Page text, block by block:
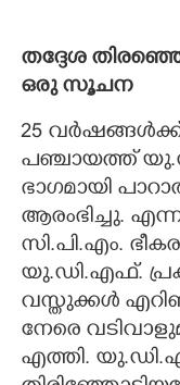
തദ്ദേശ
ഒരു സൂചന
25
പഞ്ചായത്ത്
ഭാഗമായി
ആരംഭിച്ചു.
സി.പി.എം.
യു.ഡി.എഫ്.
വസ്തുക്കൾ
നേരെ
എത്തി.